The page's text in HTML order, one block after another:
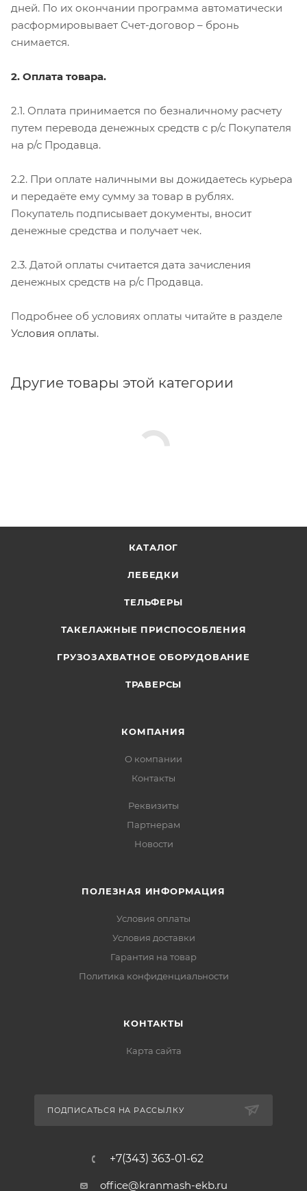
дней. По их окончании программа автоматически
расформировывает Счет-договор – бронь
снимается.
2. Оплата товара.
2.1. Оплата принимается по безналичному расчету
путем перевода денежных средств с р/с Покупателя
на р/с Продавца.
2.2. При оплате наличными вы дожидаетесь курьера
и передаёте ему сумму за товар в рублях.
Покупатель подписывает документы, вносит
денежные средства и получает чек.
2.3. Датой оплаты считается дата зачисления
денежных средств на р/с Продавца.
Подробнее об условиях оплаты читайте в разделе
Условия оплаты.
Другие товары этой категории
КАТАЛОГ
ЛЕБЕДКИ
ТЕЛЬФЕРЫ
ТАКЕЛАЖНЫЕ ПРИСПОСОБЛЕНИЯ
ГРУЗОЗАХВАТНОЕ ОБОРУДОВАНИЕ
ТРАВЕРСЫ
КОМПАНИЯ
О компании
Контакты
Реквизиты
Партнерам
Новости
ПОЛЕЗНАЯ ИНФОРМАЦИЯ
Условия оплаты
Условия доставки
Гарантия на товар
Политика конфиденциальности
КОНТАКТЫ
Карта сайта
ПОДПИСАТЬСЯ НА РАССЫЛКУ
+7(343) 363-01-62
office@kranmash-ekb.ru